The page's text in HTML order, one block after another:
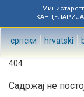
српски hrvatski
404
Садржај не